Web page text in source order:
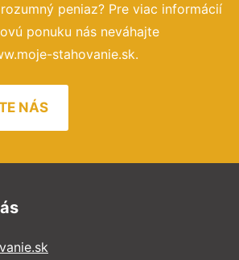
peniaz? Pre viac informácií
ponuku nás neváhajte
stahovanie.sk.
NÁS